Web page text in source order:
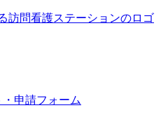
・申請フォーム